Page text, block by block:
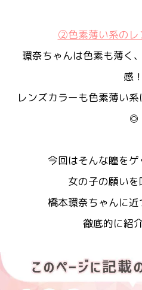
②色素薄い系のレ
環奈ちゃんは色素も薄く
感！
レンズカラーも色素薄い
◎
今回はそんな瞳を
女の子の願いを
橋本環奈ちゃんに
徹底的に紹